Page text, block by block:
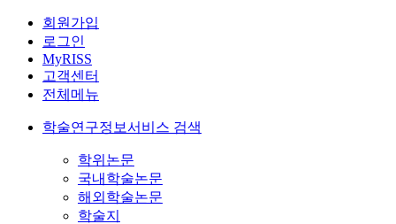
회원가입
로그인
MyRISS
고객센터
전체메뉴
학술연구정보서비스 검색
학위논문
국내학술논문
해외학술논문
학술지